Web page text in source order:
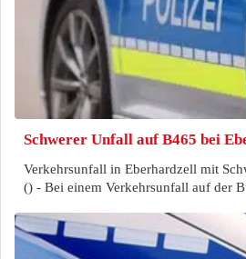
Schwerer Unfall auf B465 bei
Verkehrsunfall in Eberhardzell mit
() - Bei einem Verkehrsunfall auf der